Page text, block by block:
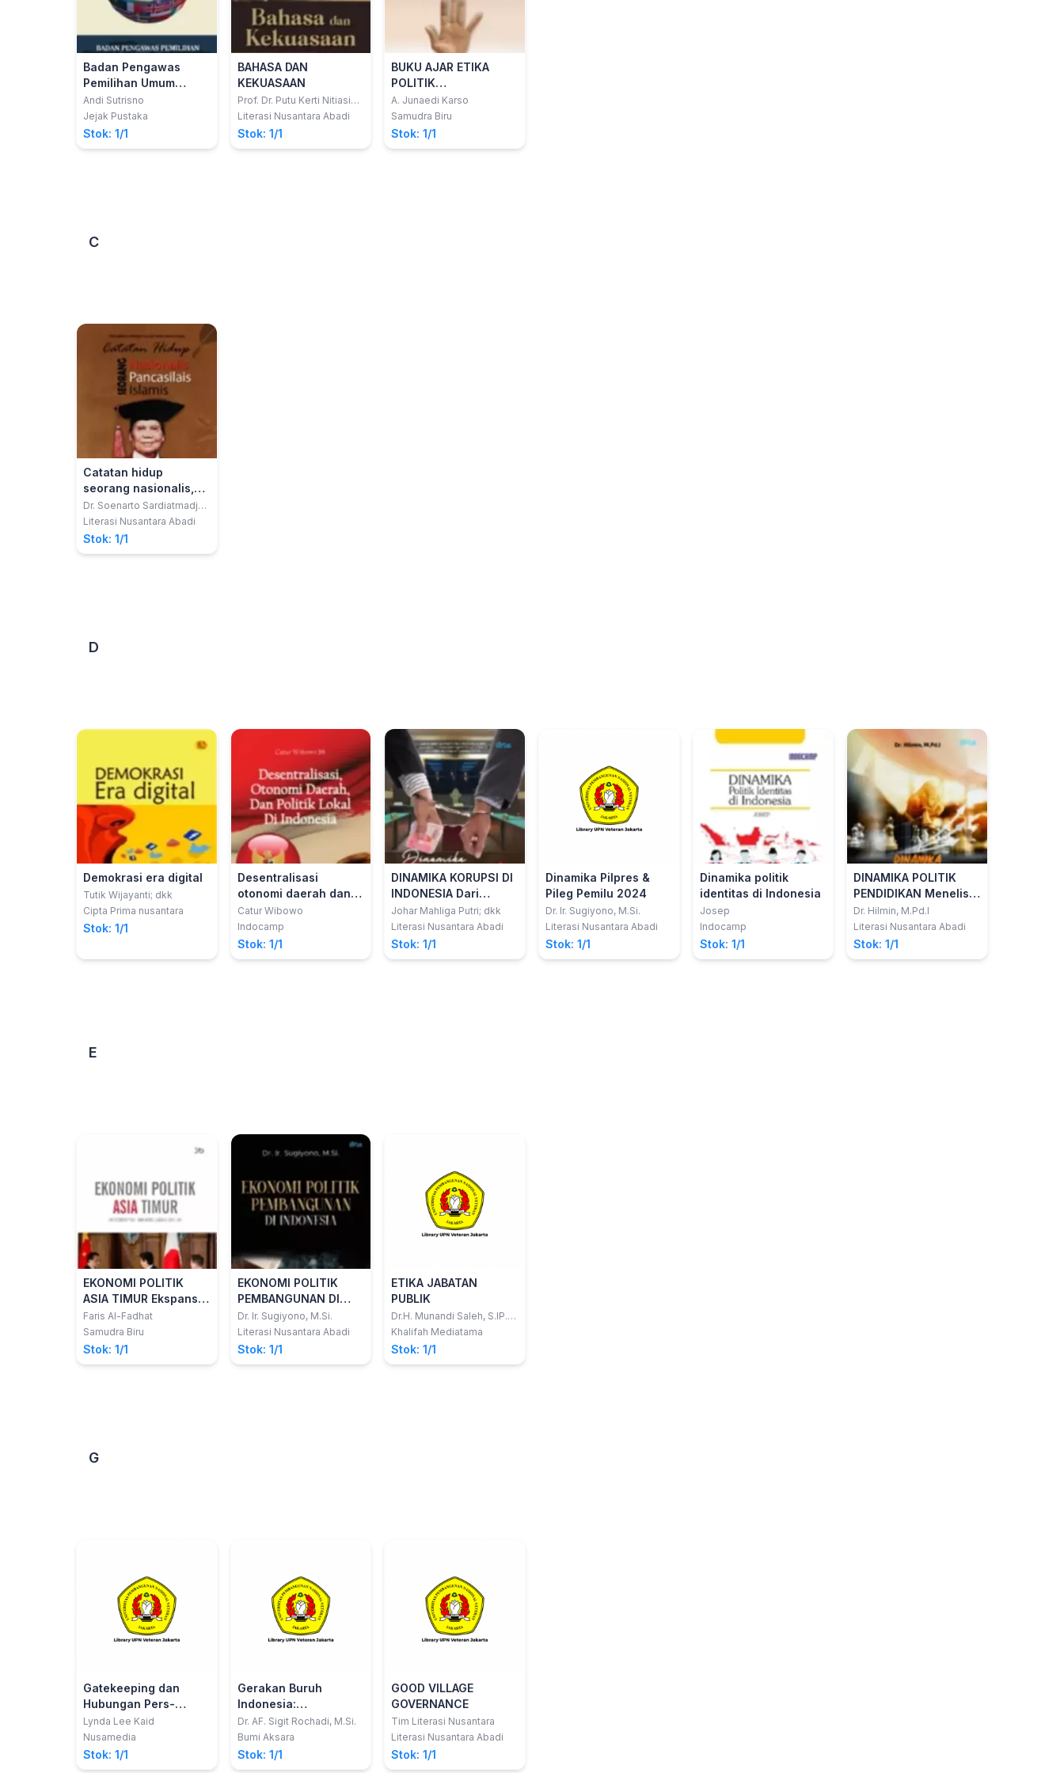
Badan Pengawas
Pemilihan Umum
Republik Indonesia
dan Diplomasi
Peradilan Pemilu:
Kepemimpinan di
Andi Sutrisno
Jejak Pustaka
Stok: 1/1
BAHASA DAN
KEKUASAAN
Prof. Dr. Putu Kerti Nitiasih,
MA.
Literasi Nusantara Abadi
Stok: 1/1
BUKU AJAR ETIKA
POLITIK
PEMERINTAHAN
A. Junaedi Karso
Samudra Biru
Stok: 1/1
C
Catatan hidup
seorang nasionalis,
Pancasilais, Islamis :
sebuah jihat sejati
untuk mencintai
sesama, agama,
Dr. Soenarto Sardiatmadja,
MBA., MM.
Literasi Nusantara Abadi
Stok: 1/1
D
Demokrasi era digital
Tutik Wijayanti; dkk
Cipta Prima nusantara
Stok: 1/1
Desentralisasi
otonomi daerah dan
politik lokal di
Indonesia
Catur Wibowo
Indocamp
Stok: 1/1
DINAMIKA KORUPSI DI
INDONESIA Dari
Money Politik Sampai
Korupsi Dana Desa
Johar Mahliga Putri; dkk
Literasi Nusantara Abadi
Stok: 1/1
Dinamika Pilpres &
Pileg Pemilu 2024
Dr. lr. Sugiyono, M.Si.
Literasi Nusantara Abadi
Stok: 1/1
Dinamika politik
identitas di Indonesia
Josep
Indocamp
Stok: 1/1
DINAMIKA POLITIK
PENDIDIKAN Menelisik
Kebijakan Publik
Program Sekolah
Gratis
Dr. Hilmin, M.Pd.I
Literasi Nusantara Abadi
Stok: 1/1
E
EKONOMI POLITIK
ASIA TIMUR Ekspansi
Kapital dan Kontestasi
Geopolitik
Faris Al-Fadhat
Samudra Biru
Stok: 1/1
EKONOMI POLITIK
PEMBANGUNAN DI
INDONESIA
Dr. Ir. Sugiyono, M.Si.
Literasi Nusantara Abadi
Stok: 1/1
ETIKA JABATAN
PUBLIK
Dr.H. Munandi Saleh, S.IP.,
M.Si.; Dr. Drs. H. Erry
Khalifah Mediatama
Stok: 1/1
G
Gatekeeping dan
Hubungan Pers-
Pemerintah:
Handbook Penelitian
Komunikasi Politik
Lynda Lee Kaid
Nusamedia
Stok: 1/1
Gerakan Buruh
Indonesia:
Perlawanan Dan
Fragmentasi
Dr. AF. Sigit Rochadi, M.Si.
Bumi Aksara
Stok: 1/1
GOOD VILLAGE
GOVERNANCE
Tim Literasi Nusantara
Literasi Nusantara Abadi
Stok: 1/1